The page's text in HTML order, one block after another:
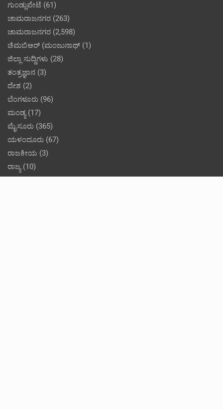
ಗುಂಡ್ಲುಪೇಟೆ (61)
ಚಾಮರಾಜನಗರ (263)
ಚಾಮರಾಜನಗರ (2,598)
ಚಿಮಬಿಆರ್ (ಮಂಜುನಾಥ್ (1)
ಜಿಲ್ಲಾ ಸುದ್ದಿಗಳು (28)
ತಂತ್ರಜ್ಞಾನ (3)
ದೇಶ (2)
ಬೆಂಗಳೂರು (96)
ಮಂಡ್ಯ(17)
ಮೈಸೂರು (365)
ಯಳಂದೂರು (67)
ರಾಜಕೀಯ (3)
ರಾಜ್ಯ(10)